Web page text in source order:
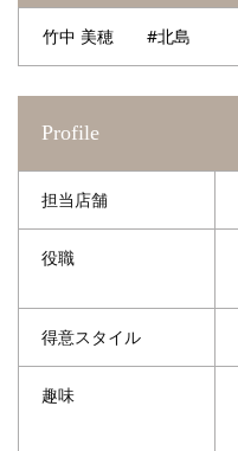
竹中 美穂 #北島
Profile
担当店舗
役職
得意スタイル
趣味